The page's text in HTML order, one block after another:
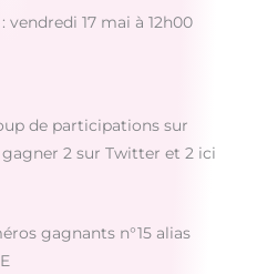
17 mai à 12h00
de participations sur
gagner 2 sur Twitter et 2 ici
gagnants n°15 alias